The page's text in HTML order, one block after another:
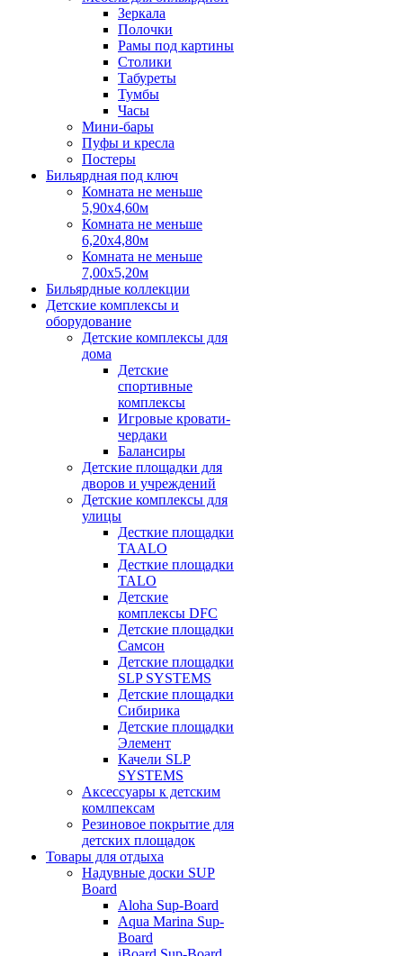
Зеркала
Полочки
Рамы под картины
Столики
Табуреты
Тумбы
Часы
Мини-бары
Пуфы и кресла
Постеры
Бильярдная под ключ
Комната не меньше
5,90х4,60м
Комната не меньше
6,20х4,80м
Комната не меньше
7,00х5,20м
Бильярдные коллекции
Детские комплексы и
оборудование
Детские комплексы для
дома
Детские
спортивные
комплексы
Игровые кровати-
чердаки
Балансиры
Детские площадки для
дворов и учреждений
Детские комплексы для
улицы
Десткие площадки
TAALO
Десткие площадки
TALO
Детские
комплексы DFC
Детские площадки
Самсон
Детские площадки
SLP SYSTEMS
Детские площадки
Сибирика
Детские площадки
Элемент
Качели SLP
SYSTEMS
Аксессуары к детским
комлпексам
Резиновое покрытие для
детских площадок
Товары для отдыха
Надувные доски SUP
Board
Aloha Sup-Board
Aqua Marina Sup-
Board